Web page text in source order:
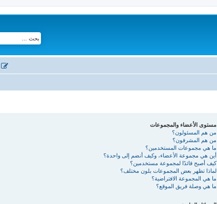
مستوى الأعضاء والمجموعات
من هم المسئولون؟
من هم المشرفون؟
ما هي مجموعات المستخدمين؟
أين هي مجموعة الأعضاء، وكيف أنضم إلى واحدة؟
كيف أصبح قائدًا لمجموعة مستخدمين؟
لماذا تظهر بعض المجموعات بلون مختلف؟
ما هي المجموعة الافتراضية؟
ما هي وصلة فريق الموقع؟